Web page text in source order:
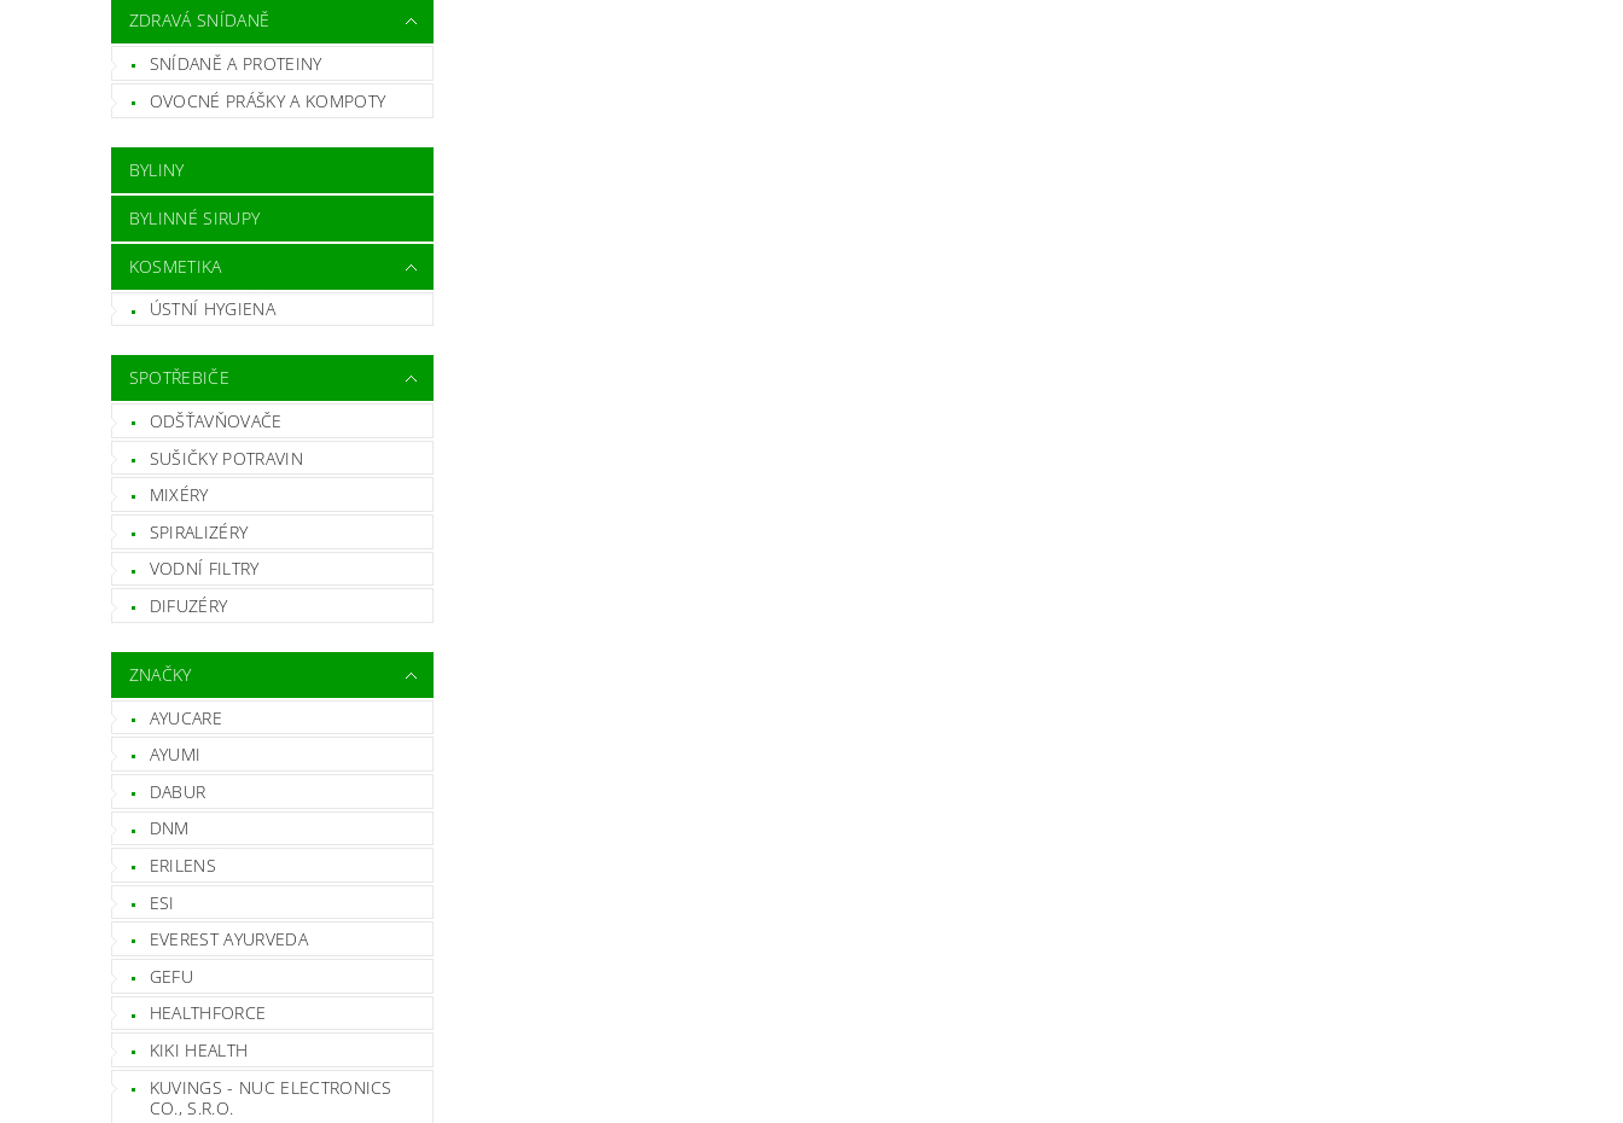
ZDRAVÁ SNÍDANĚ
SNÍDANĚ A PROTEINY
OVOCNÉ PRÁŠKY A KOMPOTY
BYLINY
BYLINNÉ SIRUPY
KOSMETIKA
ÚSTNÍ HYGIENA
SPOTŘEBIČE
ODŠŤAVŇOVAČE
SUŠIČKY POTRAVIN
MIXÉRY
SPIRALIZÉRY
VODNÍ FILTRY
DIFUZÉRY
ZNAČKY
AYUCARE
AYUMI
DABUR
DNM
ERILENS
ESI
EVEREST AYURVEDA
GEFU
HEALTHFORCE
KIKI HEALTH
KUVINGS - NUC ELECTRONICS
CO., S.R.O.